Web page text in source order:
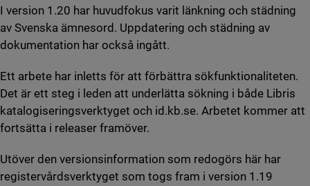
I version 1.20 har huvudfokus varit länkning och städning
av Svenska ämnesord. Uppdatering och städning av
dokumentation har också ingått.
Ett arbete har inletts för att förbättra sökfunktionaliteten.
Det är ett steg i leden att underlätta sökning i både Libris
katalogiseringsverktyget och id.kb.se. Arbetet kommer att
fortsätta i releaser framöver.
Utöver den versionsinformation som redogörs här har
registervårdsverktyget som togs fram i version 1.19